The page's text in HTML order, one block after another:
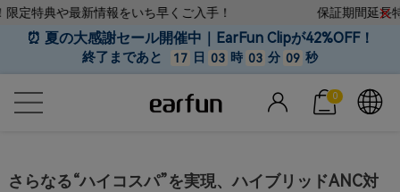
典や最新情報をいち早くご入手！ 保証期間延長特典
⏰ 夏の大感謝セール開催中｜EarFun Clipが42%OFF！
終了まであと 17 日 03 時 03 分 08 秒
0
さらなる“ハイコスパ”を実現、ハイブリッドANC対